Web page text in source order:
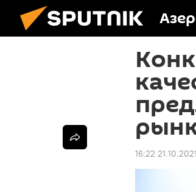
16:22 21.10.2021